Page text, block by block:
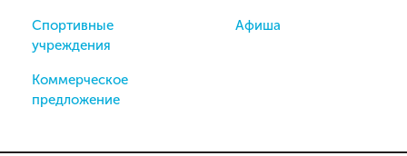
Спортивные
учреждения
Коммерческое
предложение
Афиша